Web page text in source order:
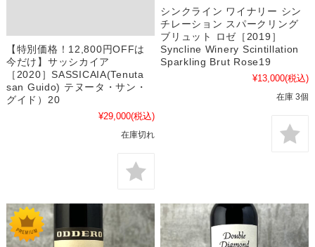
【特別価格！12,800円OFFは
今だけ】サッシカイア
［2020］SASSICAIA(Tenuta
san Guido) テヌータ・サン・
グイド）20
¥29,000(税込)
在庫切れ
シンクライン ワイナリー シン
チレーション スパークリング
ブリュット ロゼ［2019］
Syncline Winery Scintillation
Sparkling Brut Rose19
¥13,000(税込)
在庫 3個